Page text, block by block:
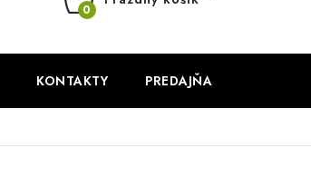
NÁKUPNÝ
KONTAKTY PREDAJŇA